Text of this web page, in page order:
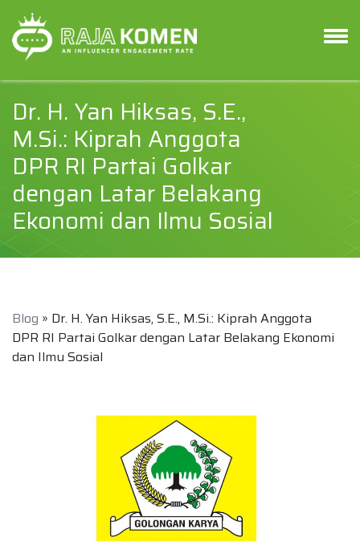
Dr. H. Yan Hiksas, S.E.,
M.Si.: Kiprah Anggota
DPR RI Partai Golkar
dengan Latar Belakang
Ekonomi dan Ilmu Sosial
Blog » Dr. H. Yan Hiksas, S.E., M.Si.: Kiprah Anggota
DPR RI Partai Golkar dengan Latar Belakang Ekonomi
dan Ilmu Sosial